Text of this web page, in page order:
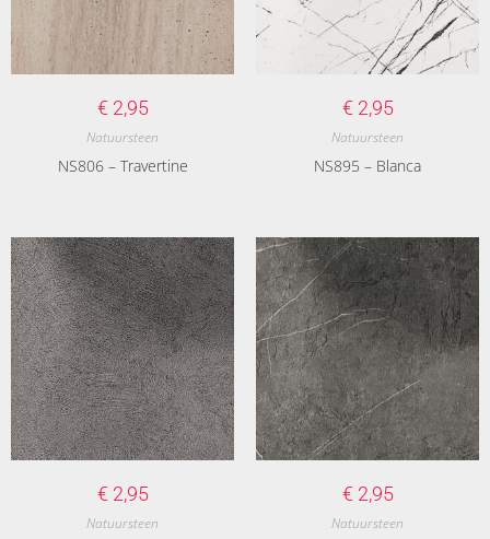
€ 2,95
Natuursteen
NS806 – Travertine
€ 2,95
Natuursteen
NS895 – Blanca
€ 2,95
Natuursteen
€ 2,95
Natuursteen